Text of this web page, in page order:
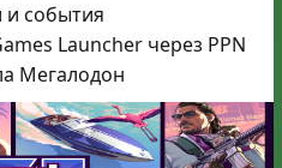
и события
Launcher через PPN
Мегалодон